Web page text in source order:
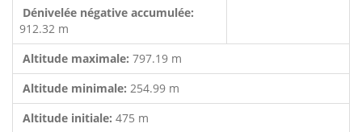
Dénivelée négative accumulée:
912.32 m
Altitude maximale: 797.19 m
Altitude minimale: 254.99 m
Altitude initiale: 475 m